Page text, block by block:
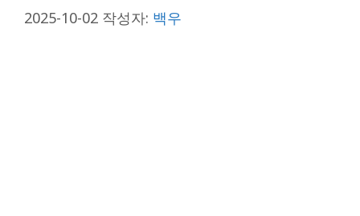
2025-10-02 작성자: 백우